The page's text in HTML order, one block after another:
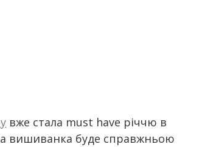
вже стала must have річчю в
вишиванка буде справжньою